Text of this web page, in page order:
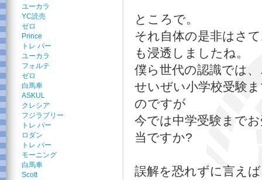
ユーカラ
YC読売
ゼロ
Prince
トレ パー
ユーカラ
フォルテ
ゼロ
白馬車
ASKUL
クレシア
フジラブリー
トレ パー
ロダン
トレ パー
モーニング
白馬車
Scott
ところで。
それ自体の是非はさ
も浸透しましたね。
僕ら世代の認識では
せいぜい小学校受験
のですが
今では中学受験まで
当ですか?
誤解を恐れずに言え